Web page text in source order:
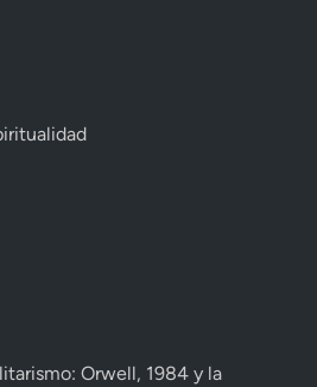
Orwell, 1984 y la